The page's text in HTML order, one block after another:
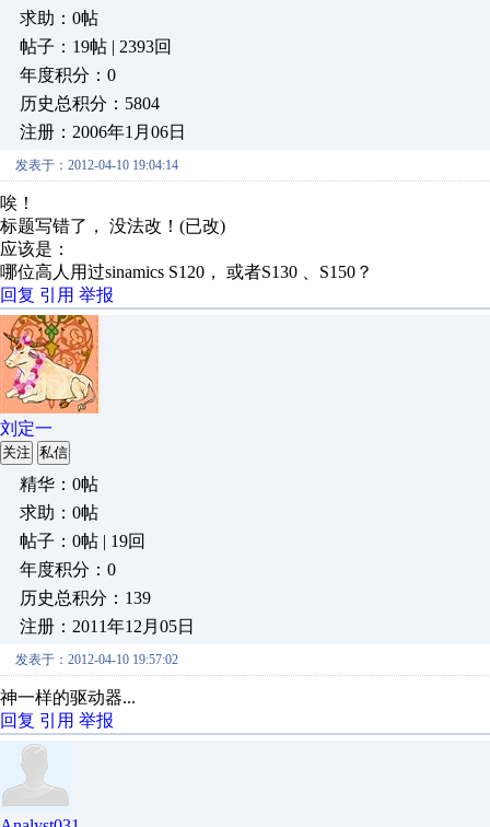
求助：0帖
帖子：19帖 | 2393回
年度积分：0
历史总积分：5804
注册：2006年1月06日
发表于：2012-04-10 19:04:14
唉！
标题写错了， 没法改！(已改)
应该是：
哪位高人用过sinamics S120， 或者S130 、S150？
回复 引用 举报
刘定一
关注 私信
精华：0帖
求助：0帖
帖子：0帖 | 19回
年度积分：0
历史总积分：139
注册：2011年12月05日
发表于：2012-04-10 19:57:02
神一样的驱动器...
回复 引用 举报